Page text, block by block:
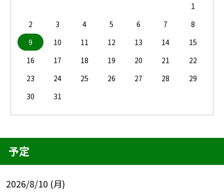
1
2
3 4 5 6 7
8
9
10 11 12 13 14
15
16
17 18 19 20 21
22
23
24 25 26 27 28
29
30
31
予定
2026/8/10 (月)